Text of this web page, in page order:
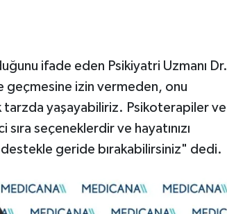
ifade eden Psikiyatri Uzmanı Dr.
geçmesine izin vermeden, onu
yaşayabiliriz. Psikoterapiler ve
seçeneklerdir ve hayatınızı
destekle geride bırakabilirsiniz" dedi.